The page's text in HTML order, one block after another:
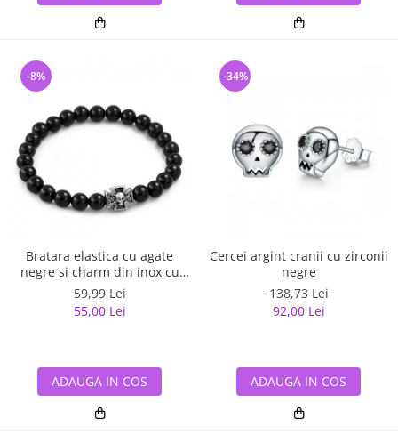
Bratara elastica cu agate
negre si charm din inox cu
cruce si craniu
59,99 Lei
55,00 Lei
-8%
ADAUGA IN COS
Cercei argint cranii cu zirconii
negre
138,73 Lei
92,00 Lei
-34%
ADAUGA IN COS